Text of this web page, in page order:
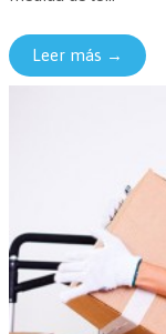
Leer más →